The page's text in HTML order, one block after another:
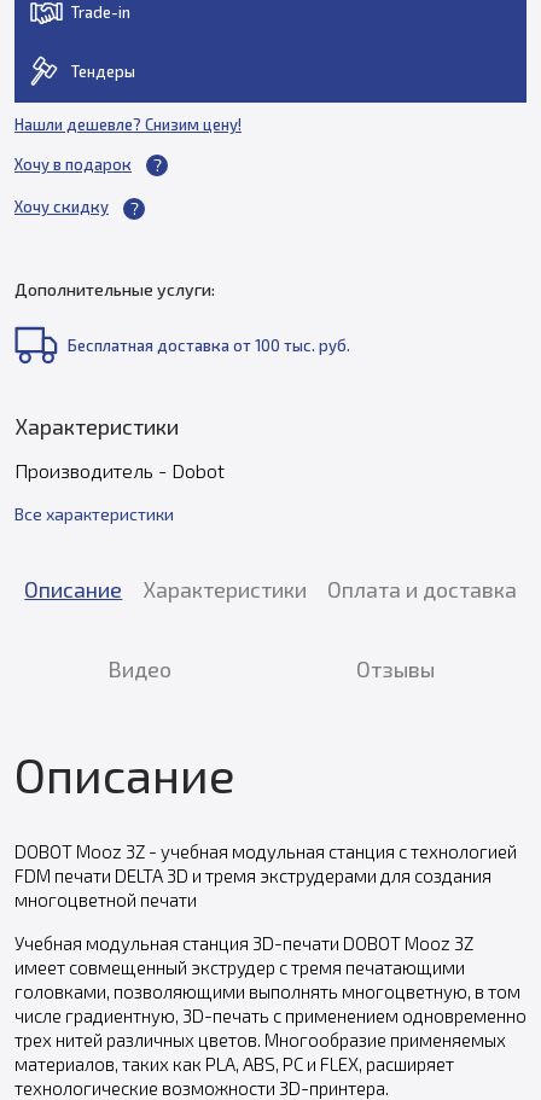
Trade-in
Тендеры
Нашли дешевле? Снизим цену!
Хочу в подарок
Хочу скидку
Дополнительные услуги:
Бесплатная доставка от 100 тыс. руб.
Характеристики
Производитель - Dobot
Все характеристики
Описание Характеристики Оплата и доставка
Видео Отзывы
Описание
DOBOT Mooz 3Z - учебная модульная станция с технологией
FDM печати DELTA 3D и тремя экструдерами для создания
многоцветной печати
Учебная модульная станция 3D-печати DOBOT Mooz 3Z
имеет совмещенный экструдер с тремя печатающими
головками, позволяющими выполнять многоцветную, в том
числе градиентную, 3D-печать с применением одновременно
трех нитей различных цветов. Многообразие применяемых
материалов, таких как PLA, ABS, PC и FLEX, расширяет
технологические возможности 3D-принтера.